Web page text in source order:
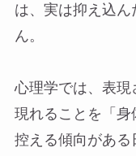
は、実は抑え込
ん。
心理学では、表現
現れることを「身
控える傾向がある